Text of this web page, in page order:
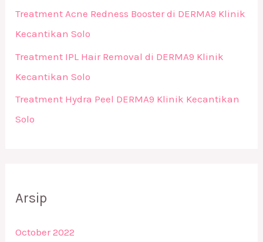
Treatment Acne Redness Booster di DERMA9 Klinik
Kecantikan Solo
Treatment IPL Hair Removal di DERMA9 Klinik
Kecantikan Solo
Treatment Hydra Peel DERMA9 Klinik Kecantikan
Solo
Arsip
October 2022